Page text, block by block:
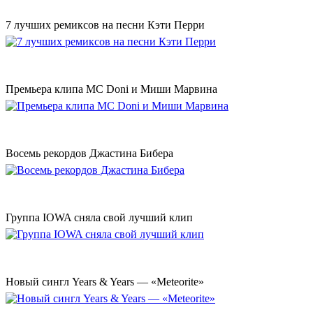
7 лучших ремиксов на песни Кэти Перри
Премьера клипа MC Doni и Миши Марвина
Восемь рекордов Джастина Бибера
Группа IOWA сняла свой лучший клип
Новый сингл Years & Years — «Meteorite»